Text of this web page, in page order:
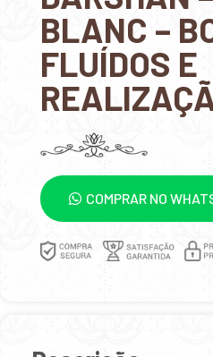
BLANC –
FLUÍDOS E
COMPRAR NO